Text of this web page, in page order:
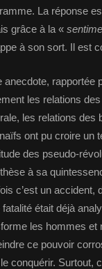
La réponse
grâce à la «
à son sort. Il est
anecdote, rapportée
les relations
les relations des
ont pu croire un
des pseudo-
à sa
c’est un accident,
était déjà
les hommes et
ce pouvoir
conquérir. Surtout,